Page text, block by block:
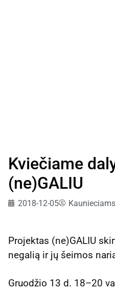
Kviečiame
(ne)GALIU
2018-12-05
Projektas (ne)GALIU
negalią ir jų šeimos
Gruodžio 13 d. 18–20